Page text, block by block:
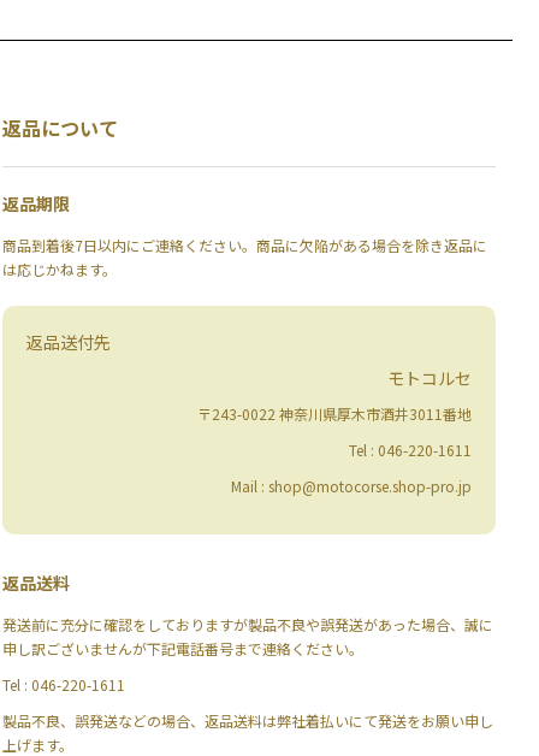
返品について
返品期限
商品到着後7日以内にご連絡ください。商品に欠陥がある場合を除き返品に
は応じかねます。
返品送付先
モトコルセ
〒243-0022 神奈川県厚木市酒井3011番地
Tel : 046-220-1611
Mail : shop@motocorse.shop-pro.jp
返品送料
発送前に充分に確認をしておりますが製品不良や誤発送があった場合、誠に
申し訳ございませんが下記電話番号まで連絡ください。
Tel : 046-220-1611
製品不良、誤発送などの場合、返品送料は弊社着払いにて発送をお願い申し
上げます。